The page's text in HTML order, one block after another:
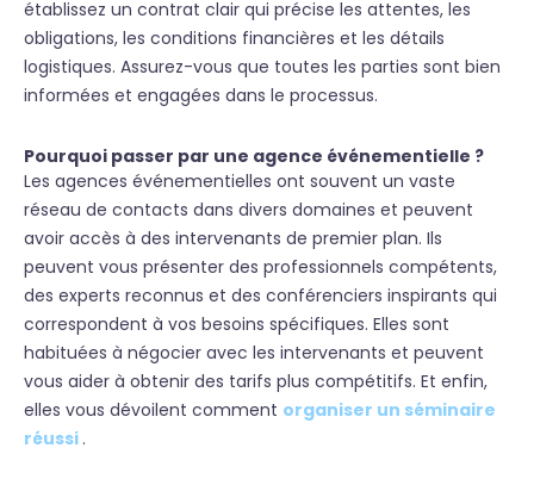
établissez un contrat clair qui précise les attentes, les
obligations, les conditions financières et les détails
logistiques. Assurez-vous que toutes les parties sont bien
informées et engagées dans le processus.
Pourquoi passer par une agence événementielle ?
Les agences événementielles ont souvent un vaste
réseau de contacts dans divers domaines et peuvent
avoir accès à des intervenants de premier plan. Ils
peuvent vous présenter des professionnels compétents,
des experts reconnus et des conférenciers inspirants qui
correspondent à vos besoins spécifiques. Elles sont
habituées à négocier avec les intervenants et peuvent
vous aider à obtenir des tarifs plus compétitifs. Et enfin,
elles vous dévoilent comment organiser un séminaire
réussi .